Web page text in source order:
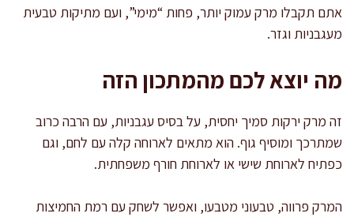
אתם תקבלו מרק עמוק יותר, פחות “מימי”, ועם מתיקות טבעית
מעגבניות וגזר.
מה יוצא לכם מהמתכון הזה
זה מרק ירקות סמיך יחסית, על בסיס עגבניות, עם הרבה כרוב
שמתרכך ומוסיף גוף. הוא מתאים לארוחה קלה עם לחם, וגם
כפתיח לארוחת שישי או לארוחת חורף משפחתית.
המרק פרווה, טבעוני מטבעו, ואפשר לשחק עם רמת החמיצות